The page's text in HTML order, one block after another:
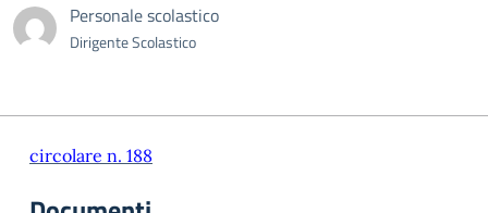
Personale scolastico
Dirigente Scolastico
circolare n. 188